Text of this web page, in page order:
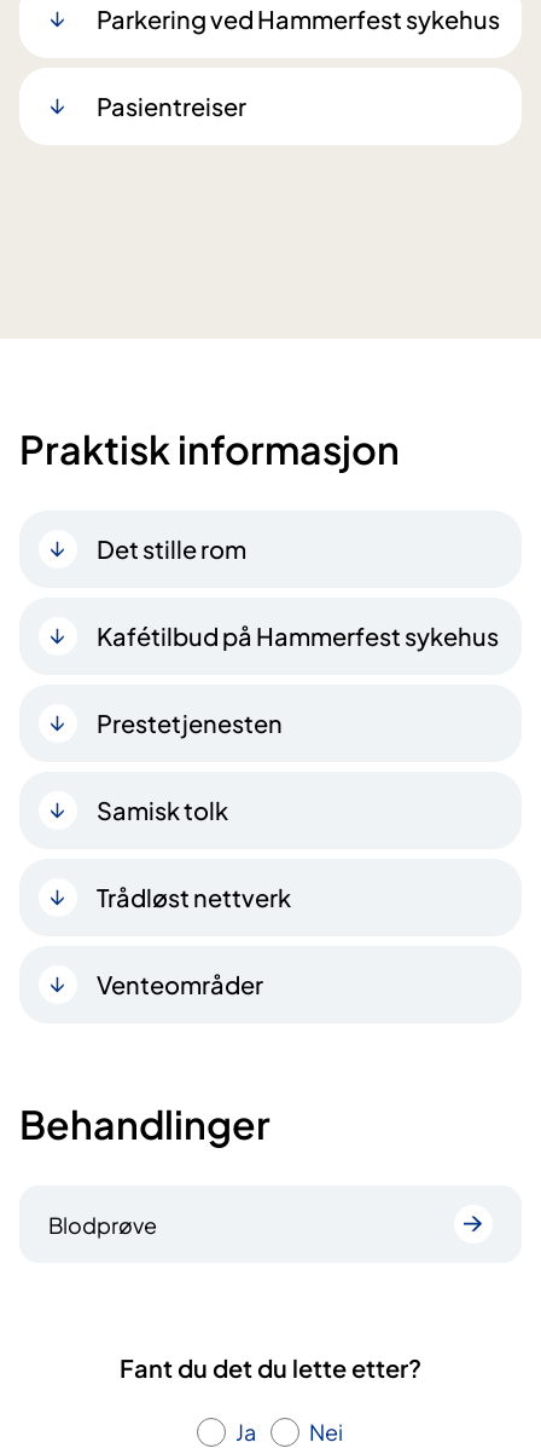
Parkering ved Hammerfest sykehus
Pasientreiser
Praktisk informasjon
Det stille rom
Kafétilbud på Hammerfest sykehus
Prestetjenesten
Samisk tolk
Trådløst nettverk
Venteområder
Behandlinger
Blodprøve
Fant du det du lette etter?
Ja Nei